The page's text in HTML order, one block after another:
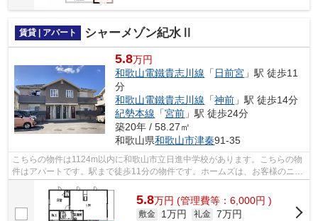
賃貸 | アパート シャーメゾン紀水Ⅱ
5.8万円
和歌山電鐵貴志川線 「 日前宮 」駅 徒歩11
分
和歌山電鐵貴志川線 「神前 」駅 徒歩14分
紀勢本線 「宮前 」駅 徒歩24分
築20年 / 58.27㎡
和歌山県和歌山市津秦91-35
こちらの物件は1124m以内に和歌山市立日進中学校があります。こちらの物
件はアパートです。駅まで徒歩11分の物件です。ホームズは、お客様のニー
5.8万円 (管理費等：6,000円 )
敷金 1万円 礼金 7万円